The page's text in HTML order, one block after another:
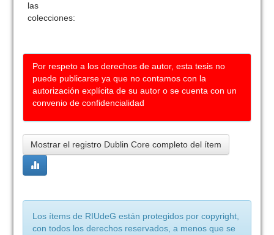
las
colecciones:
Por respeto a los derechos de autor, esta tesis no
puede publicarse ya que no contamos con la
autorización explícita de su autor o se cuenta con un
convenio de confidencialidad
Mostrar el registro Dublin Core completo del ítem
Los ítems de RIUdeG están protegidos por copyright,
con todos los derechos reservados, a menos que se